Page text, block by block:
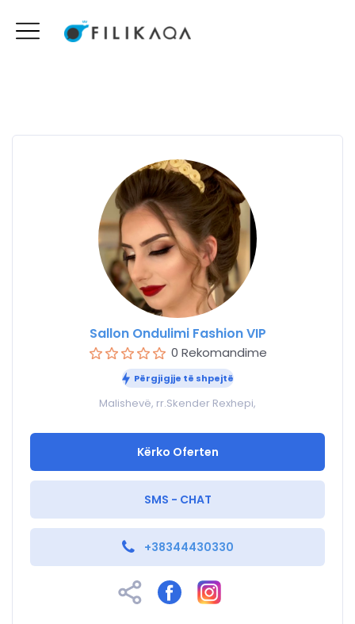
Sallon Ondulimi Fashion VIP
0 Rekomandime
Përgjigjje të shpejtë
Malishevë, rr.Skender Rexhepi,
Kërko Oferten
SMS - CHAT
+38344430330